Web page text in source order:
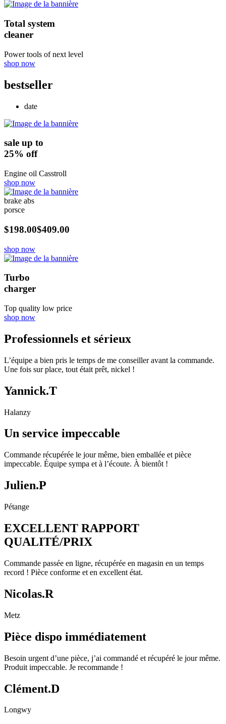
Total system
cleaner
Power tools of next level
shop now
bestseller
date
sale up to
25% off
Engine oil Casstroll
shop now
brake abs
porsce
$198.00$409.00
shop now
Turbo
charger
Top quality low price
shop now
Professionnels et sérieux
L’équipe a bien pris le temps de me conseiller avant la commande.
Une fois sur place, tout était prêt, nickel !
Yannick.T
Halanzy
Un service impeccable
Commande récupérée le jour même, bien emballée et pièce
impeccable. Équipe sympa et à l’écoute. À bientôt !
Julien.P
Pétange
EXCELLENT RAPPORT
QUALITÉ/PRIX
Commande passée en ligne, récupérée en magasin en un temps
record ! Pièce conforme et en excellent état.
Nicolas.R
Metz
Pièce dispo immédiatement
Besoin urgent d’une pièce, j’ai commandé et récupéré le jour même.
Produit impeccable. Je recommande !
Clément.D
Longwy